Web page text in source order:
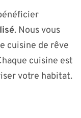
. Nous vous
cuisine de rêve
cuisine est
votre habitat.